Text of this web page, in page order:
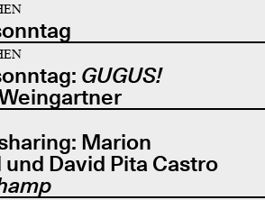
GUGUS!
Marion
David Pita Castro